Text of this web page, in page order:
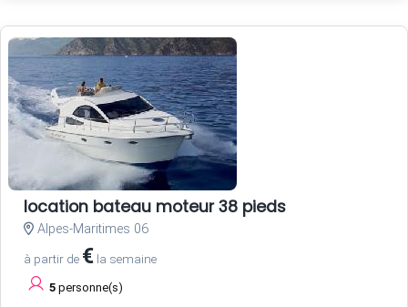
location bateau moteur 38 pieds
Alpes-Maritimes 06
à partir de € la semaine
5 personne(s)